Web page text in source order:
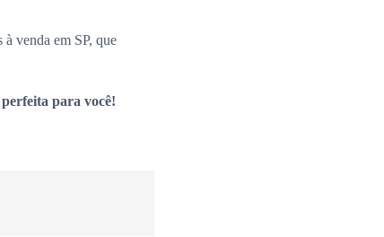
venda em SP, que
para você!